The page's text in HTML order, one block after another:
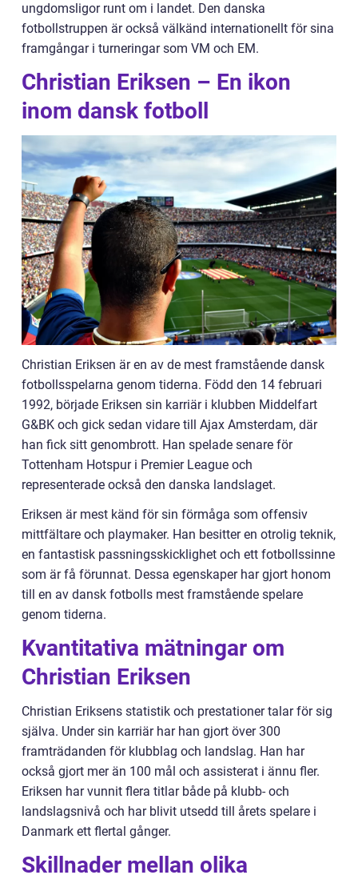
ungdomsligor runt om i landet. Den danska
fotbollstruppen är också välkänd internationellt för sina
framgångar i turneringar som VM och EM.
Christian Eriksen – En ikon
inom dansk fotboll
Christian Eriksen är en av de mest framstående dansk
fotbollsspelarna genom tiderna. Född den 14 februari
1992, började Eriksen sin karriär i klubben Middelfart
G&BK och gick sedan vidare till Ajax Amsterdam, där
han fick sitt genombrott. Han spelade senare för
Tottenham Hotspur i Premier League och
representerade också den danska landslaget.
Eriksen är mest känd för sin förmåga som offensiv
mittfältare och playmaker. Han besitter en otrolig teknik,
en fantastisk passningsskicklighet och ett fotbollssinne
som är få förunnat. Dessa egenskaper har gjort honom
till en av dansk fotbolls mest framstående spelare
genom tiderna.
Kvantitativa mätningar om
Christian Eriksen
Christian Eriksens statistik och prestationer talar för sig
själva. Under sin karriär har han gjort över 300
framträdanden för klubblag och landslag. Han har
också gjort mer än 100 mål och assisterat i ännu fler.
Eriksen har vunnit flera titlar både på klubb- och
landslagsnivå och har blivit utsedd till årets spelare i
Danmark ett flertal gånger.
Skillnader mellan olika